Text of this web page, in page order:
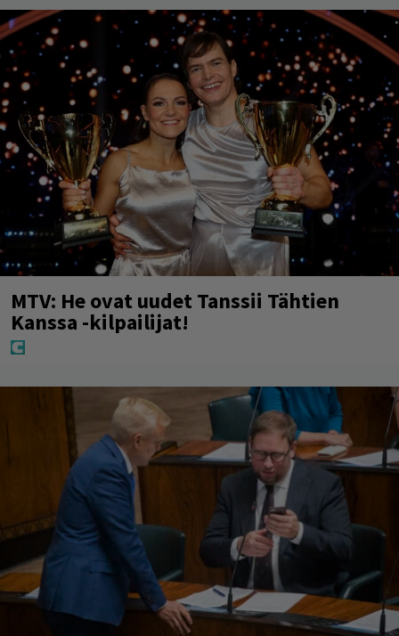
MTV: He ovat uudet Tanssii Tähtien
Kanssa -kilpailijat!